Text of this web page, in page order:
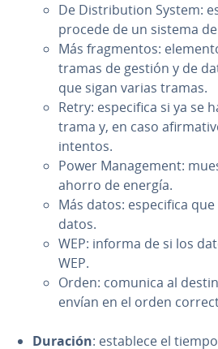
De Di­s­tri­bu­tion System:
procede de un sistema
Más fra­g­me­n­tos:
tramas de gestión y de
que sigan varias tramas.
Retry: es­pe­ci­fi­ca si ya se
trama y, en caso
intentos.
Power Ma­na­ge­me­nt:
ahorro de energía.
Más datos: es­pe­ci­fi­ca
datos.
WEP: informa de si los
WEP.
Orden: comunica al
envían en el orden
Duración: establece el